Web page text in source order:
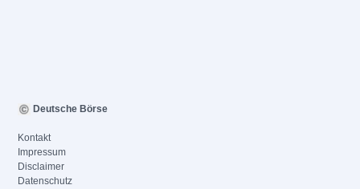
Deutsche Börse
Kontakt
Impressum
Disclaimer
Datenschutz